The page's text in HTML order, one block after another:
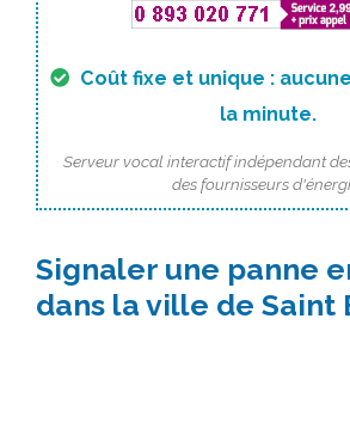
Coût fixe et unique :
la minute.
Serveur vocal interactif indépendant
des fournisseurs
Signaler une panne
dans la ville de Saint